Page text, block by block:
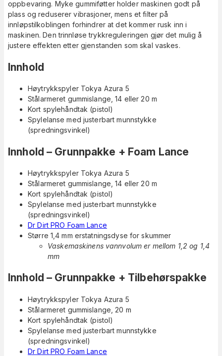
oppbevaring. Myke gummiføtter holder maskinen godt på
plass og reduserer vibrasjoner, mens et filter på
innløpstilkoblingen forhindrer at det kommer rusk inn i
maskinen. Den trinnløse trykkreguleringen gjør det mulig å
justere effekten etter gjenstanden som skal vaskes.
Innhold
Høytrykkspyler Tokya Azura 5
Stålarmeret gummislange, 14 eller 20 m
Kort spylehåndtak (pistol)
Spylelanse med justerbart munnstykke
(spredningsvinkel)
Innhold – Grunnpakke + Foam Lance
Høytrykkspyler Tokya Azura 5
Stålarmeret gummislange, 14 eller 20 m
Kort spylehåndtak (pistol)
Spylelanse med justerbart munnstykke
(spredningsvinkel)
Dr Dirt PRO Foam Lance
Større 1,4 mm erstatningsdyse for skummer
Vaskemaskinens vannvolum er mellom 1,2 og 1,4
mm
Innhold – Grunnpakke + Tilbehørspakke
Høytrykkspyler Tokya Azura 5
Stålarmeret gummislange, 20 m
Kort spylehåndtak (pistol)
Spylelanse med justerbart munnstykke
(spredningsvinkel)
Dr Dirt PRO Foam Lance